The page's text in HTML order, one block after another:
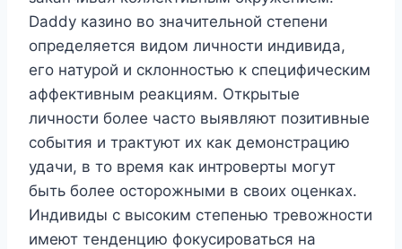
Daddy казино во значительной степени
определяется видом личности индивида,
его натурой и склонностью к специфическим
аффективным реакциям. Открытые
личности более часто выявляют позитивные
события и трактуют их как демонстрацию
удачи, в то время как интроверты могут
быть более осторожными в своих оценках.
Индивиды с высоким степенью тревожности
имеют тенденцию фокусироваться на